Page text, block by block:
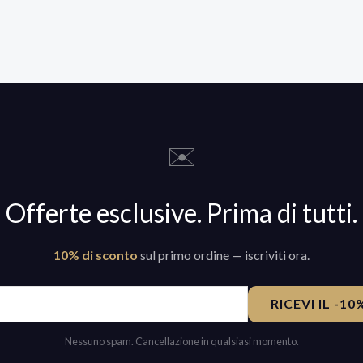
✉️
Offerte esclusive. Prima di tutti.
10% di sconto sul primo ordine — iscriviti ora.
RICEVI IL -
Nessuno spam. Cancellazione in qualsiasi momento.